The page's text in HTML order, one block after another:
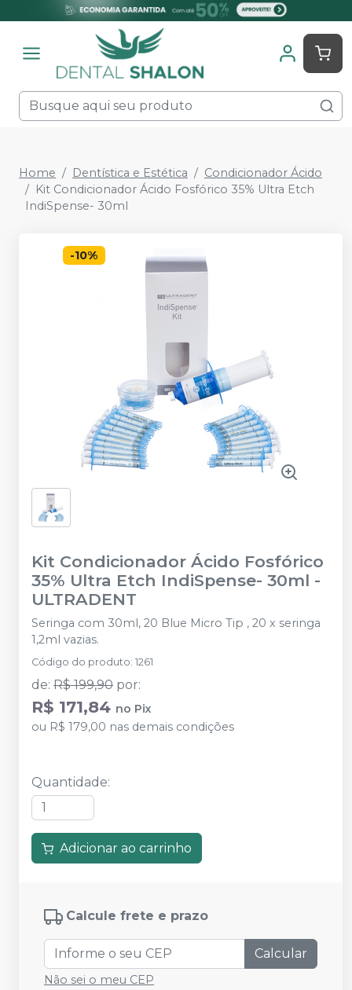
Home Dentística e Estética
Condicionador Ácido
Kit Condicionador Ácido Fosfórico 35% Ultra Etch
IndiSpense- 30ml
-10%
Kit Condicionador Ácido Fosfórico
35% Ultra Etch IndiSpense- 30ml -
ULTRADENT
Seringa com 30ml, 20 Blue Micro Tip , 20 x seringa
1,2ml vazias.
Código do produto: 1261
de: R$ 199,90 por:
R$ 171,84 no Pix
ou R$ 179,00 nas demais condições
Quantidade:
Adicionar ao carrinho
Calcule frete e prazo
Calcular
Não sei o meu CEP